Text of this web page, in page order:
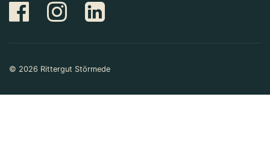
© 2026 Rittergut Störmede